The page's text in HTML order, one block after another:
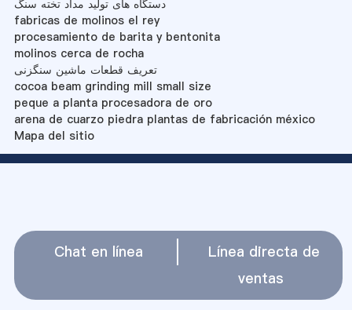
دستگاه های تولید مداد تخته سنگ
fabricas de molinos el rey
procesamiento de barita y bentonita
molinos cerca de rocha
تعریف قطعات ماشین سنگزنی
cocoa beam grinding mill small size
peque a planta procesadora de oro
arena de cuarzo piedra plantas de fabricación méxico
Mapa del sitio
Chat en línea
Línea directa de
ventas